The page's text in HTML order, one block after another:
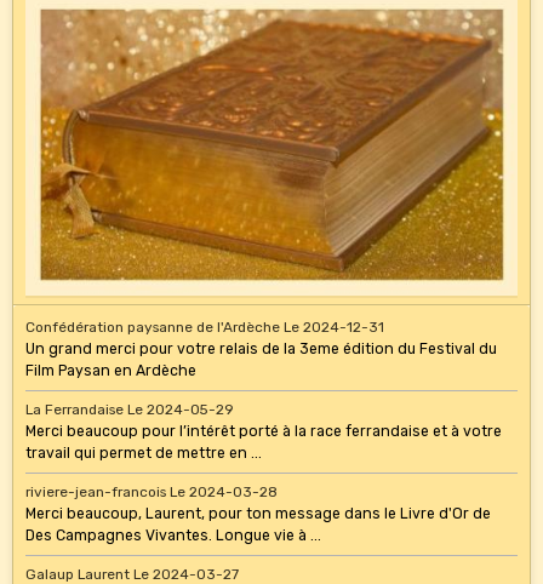
Confédération paysanne de l'Ardèche Le 2024-12-31
Un grand merci pour votre relais de la 3eme édition du Festival du
Film Paysan en Ardèche
La Ferrandaise Le 2024-05-29
Merci beaucoup pour l’intérêt porté à la race ferrandaise et à votre
travail qui permet de mettre en ...
riviere-jean-francois Le 2024-03-28
Merci beaucoup, Laurent, pour ton message dans le Livre d'Or de
Des Campagnes Vivantes. Longue vie à ...
Galaup Laurent Le 2024-03-27